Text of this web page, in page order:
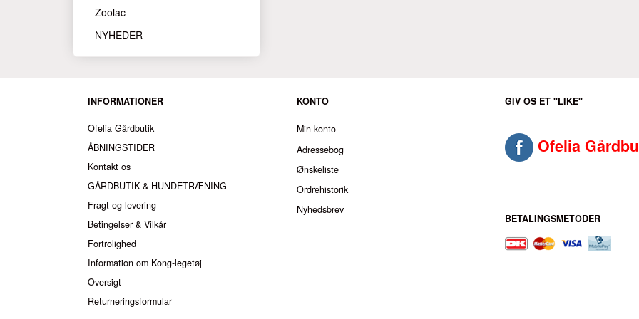
Zoolac
NYHEDER
INFORMATIONER
Ofelia Gårdbutik
ÅBNINGSTIDER
Kontakt os
GÅRDBUTIK & HUNDETRÆNING
Fragt og levering
Betingelser & Vilkår
Fortrolighed
Information om Kong-legetøj
Oversigt
Returneringsformular
KONTO
Min konto
Adressebog
Ønskeliste
Ordrehistorik
Nyhedsbrev
GIV OS ET "LIKE"
Ofelia
BETALINGSMETODER